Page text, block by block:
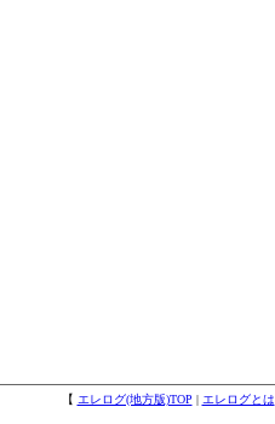
【 エレログ(地方版)TOP | エレログとは